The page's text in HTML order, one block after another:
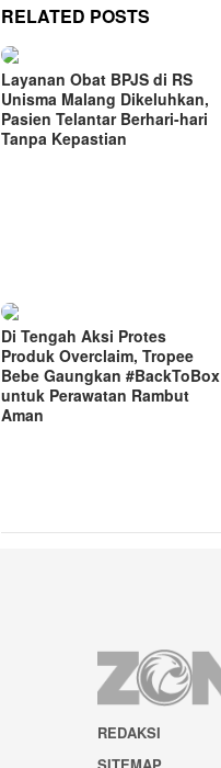
RELATED POSTS
Layanan Obat BPJS di RS
Unisma Malang Dikeluhkan,
Pasien Telantar Berhari-hari
Tanpa Kepastian
Di Tengah Aksi Protes
Produk Overclaim, Tropee
Bebe Gaungkan #BackToBox
untuk Perawatan Rambut
Aman
REDAKSI